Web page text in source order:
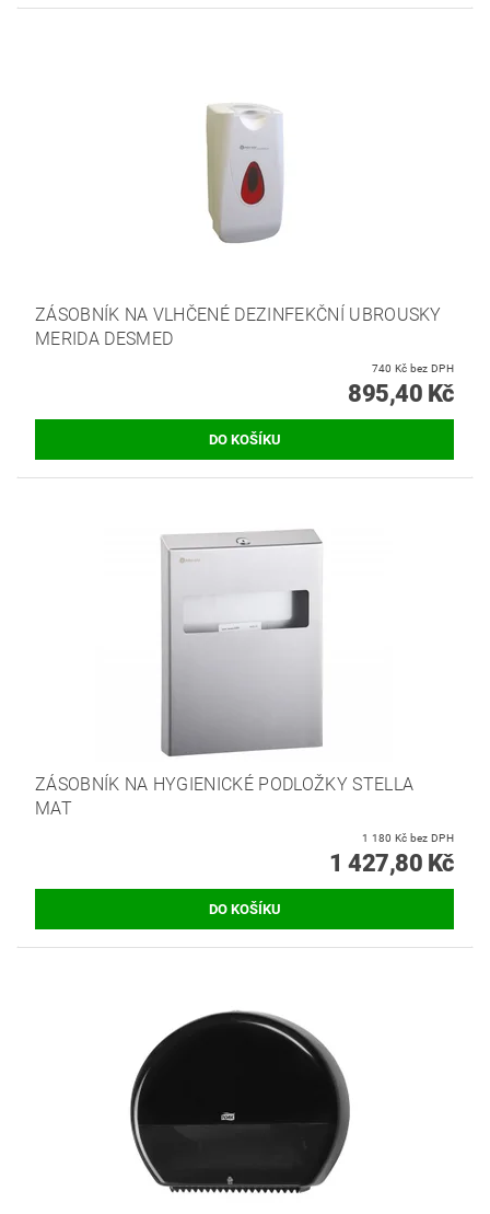
ZÁSOBNÍK NA VLHČENÉ DEZINFEKČNÍ UBROUSKY
MERIDA DESMED
740 Kč bez DPH
895,40 Kč
ZÁSOBNÍK NA HYGIENICKÉ PODLOŽKY STELLA
MAT
1 180 Kč bez DPH
1 427,80 Kč